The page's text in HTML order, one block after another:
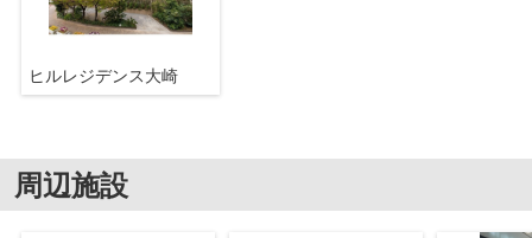
ヒルレジデンス大崎
周辺施設